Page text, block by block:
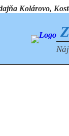
Kolárovo,